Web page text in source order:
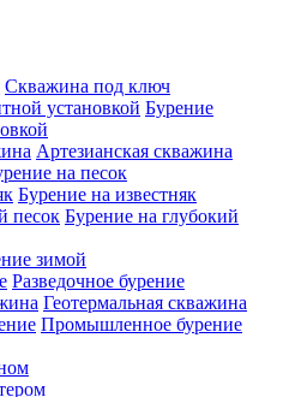
Скважина под ключ
Бурение
Артезианская скважина
на песок
Бурение на известняк
Бурение на глубокий
зимой
Разведочное бурение
Геотермальная скважина
Промышленное бурение